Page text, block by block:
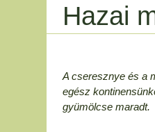
Hazai
A cseresznye és a
egész
gyümölcse maradt.